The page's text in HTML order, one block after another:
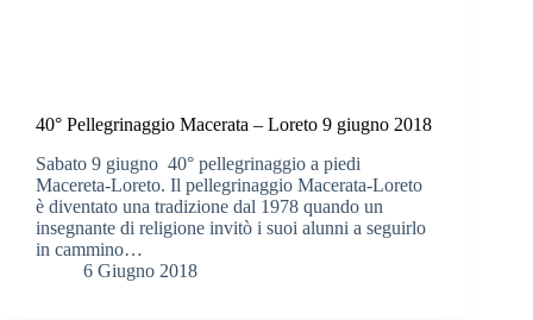
40° Pellegrinaggio Macerata – Loreto 9 giugno 2018
Sabato 9 giugno 40° pellegrinaggio a piedi
Macereta-Loreto. Il pellegrinaggio Macerata-Loreto
è diventato una tradizione dal 1978 quando un
insegnante di religione invitò i suoi alunni a seguirlo
in cammino…
6 Giugno 2018